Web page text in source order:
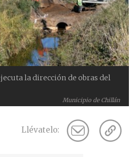
Municipio de Chillán
la dirección de obras del
Llévatelo: